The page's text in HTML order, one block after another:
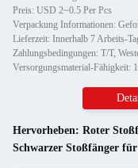
Preis: USD 2~0.5 Per Pcs
Verpackung Informationen:
Lieferzeit: Innerhalb 7 Arbeits-
Zahlungsbedingungen: T/T,
Versorgungsmaterial-Fähigkeit:
Hervorheben: Roter
Schwarzer Stoßfänger